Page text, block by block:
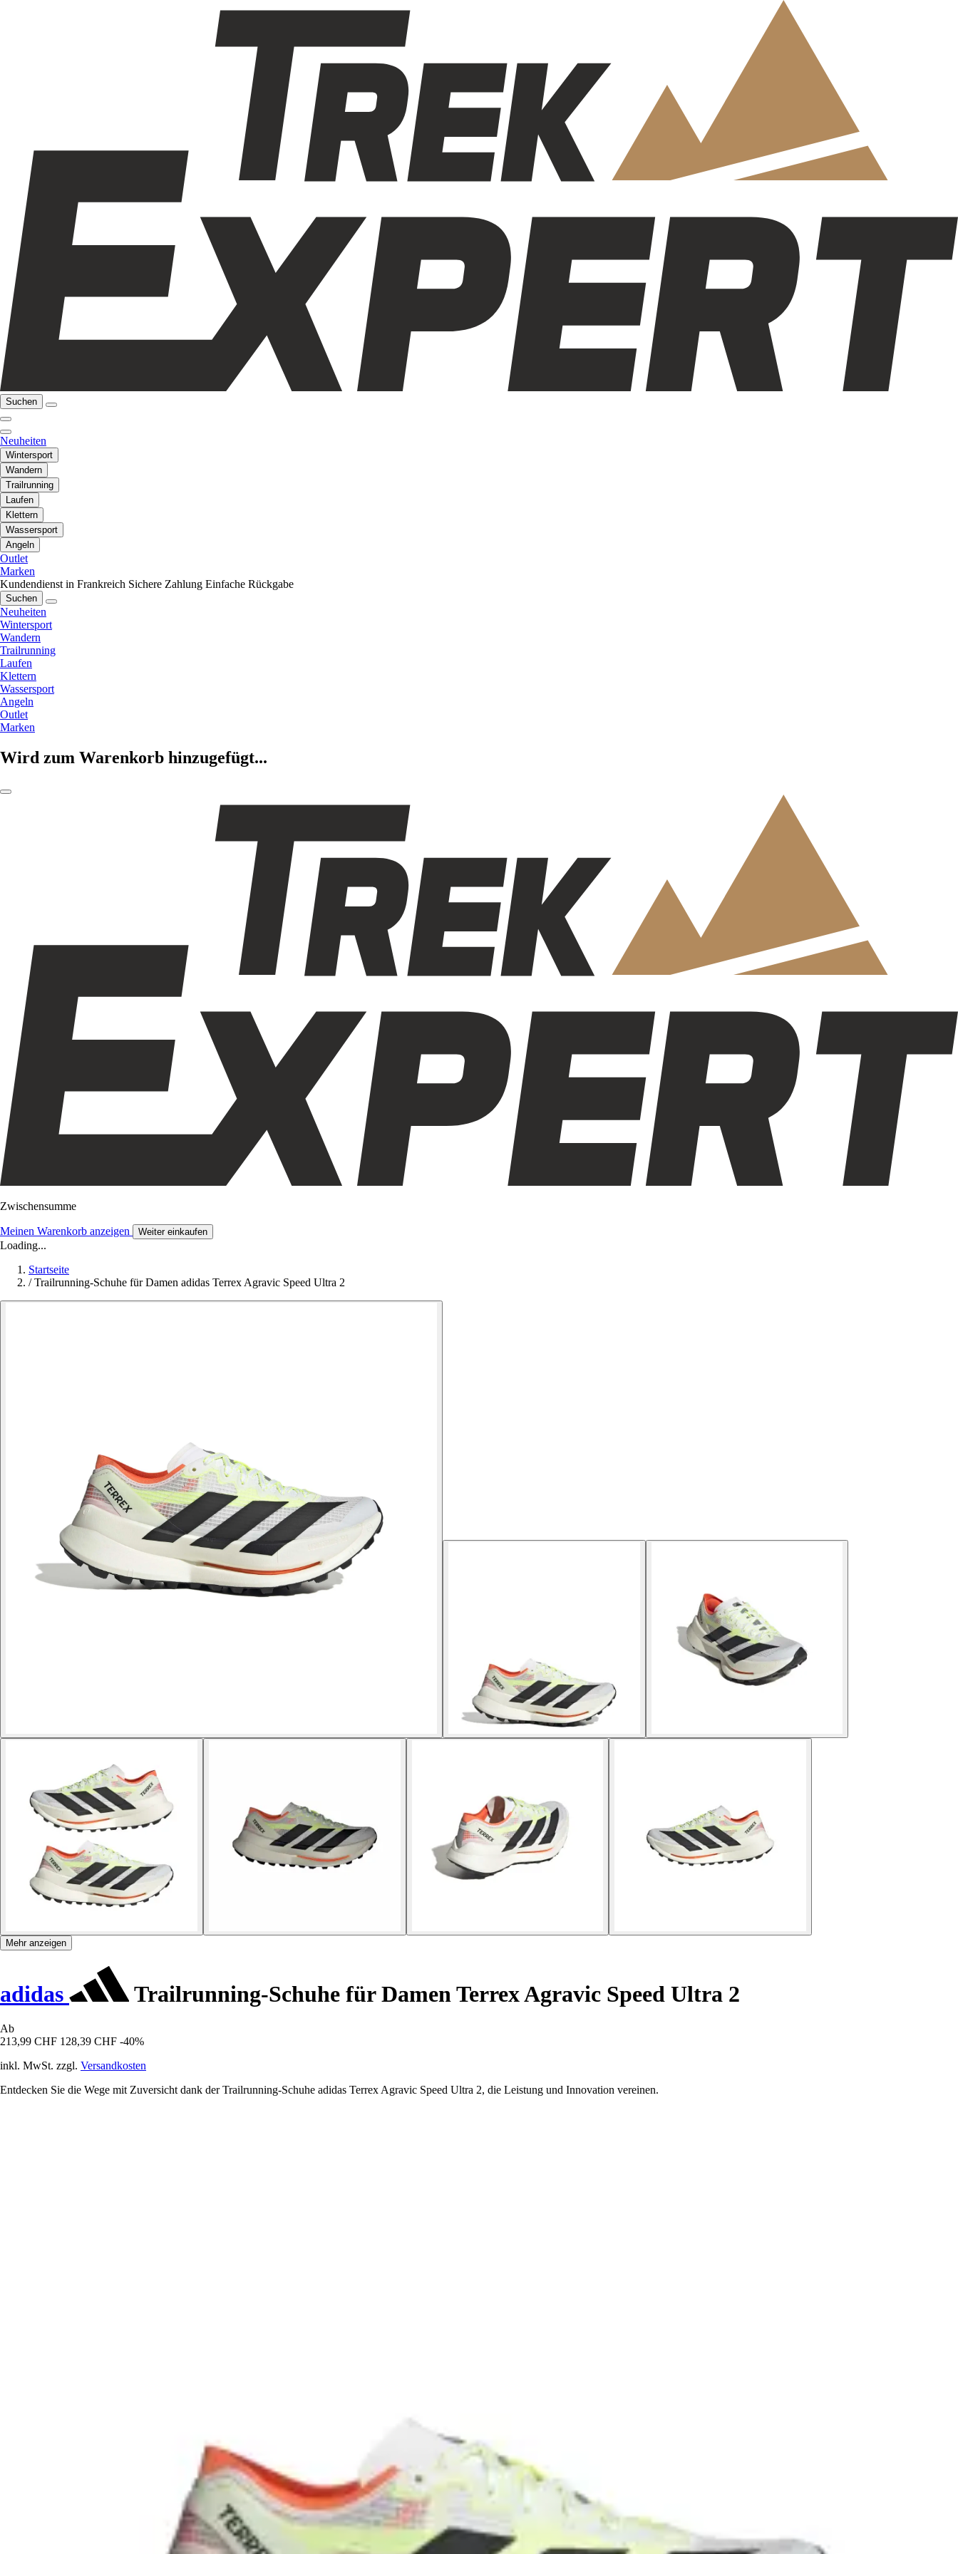
Suchen
Neuheiten
Wintersport
Wandern
Trailrunning
Laufen
Klettern
Wassersport
Angeln
Outlet
Marken
Kundendienst in Frankreich Sichere Zahlung Einfache Rückgabe
Suchen
Neuheiten
Wintersport
Wandern
Trailrunning
Laufen
Klettern
Wassersport
Angeln
Outlet
Marken
Wird zum Warenkorb hinzugefügt...
Zwischensumme
Meinen Warenkorb anzeigen Weiter einkaufen
Loading...
Startseite
/ Trailrunning-Schuhe für Damen adidas Terrex Agravic Speed Ultra 2
Mehr anzeigen
adidas Trailrunning-Schuhe für Damen Terrex Agravic Speed Ultra 2
Ab
213,99 CHF 128,39 CHF -40%
inkl. MwSt. zzgl. Versandkosten
Entdecken Sie die Wege mit Zuversicht dank der Trailrunning-Schuhe adidas Terrex Agravic Speed Ultra 2, die Leistung und Innovation vereinen.